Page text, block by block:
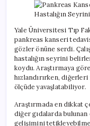
Yale Üniversitesi Tıp
pankreas kanseri
gözler önüne serdi.
hastalığın seyrini
koydu. Araştırmaya
hızlandırırken,
ölçüde yavaşlatabiliyor.
Araştırmada en dikkat
diğer gıdalarda
gelişimini